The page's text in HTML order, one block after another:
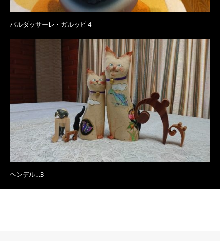
バルダッサーレ・ガルッピ 4
ヘンデル…3